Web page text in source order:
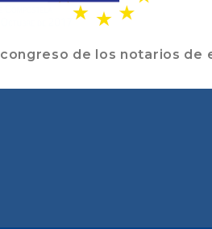
de los notarios de